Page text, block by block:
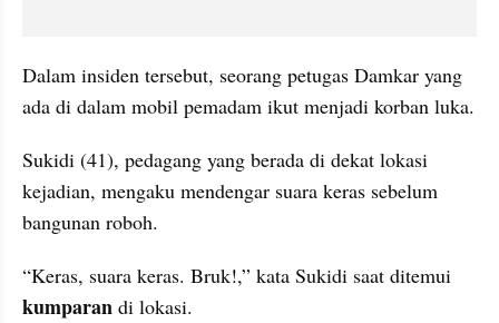
Dalam insiden tersebut, seorang petugas Damkar yang
Sukidi (41), pedagang yang berada di dekat lokasi
kejadian, mengaku mendengar suara keras sebelum
bangunan roboh.
kumparan di lokasi.